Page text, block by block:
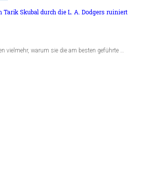
Tarik Skubal durch die L. A. Dodgers ruiniert
vielmehr, warum sie die am besten geführte …